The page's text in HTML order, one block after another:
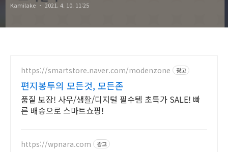
Kamilake 2021. 4. 10. 11:25
https://smartstore.naver.com/modenzone 광고
편지봉투의 모든것, 모든존
품질 보장! 사무/생활/디지털 필수템 초특가 SALE! 빠
른 배송으로 스마트쇼핑!
https://wpnara.com 광고